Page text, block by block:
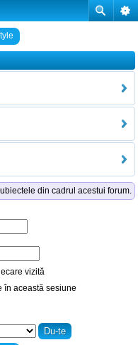
din cadrul acestui forum.
vizită
în această sesiune